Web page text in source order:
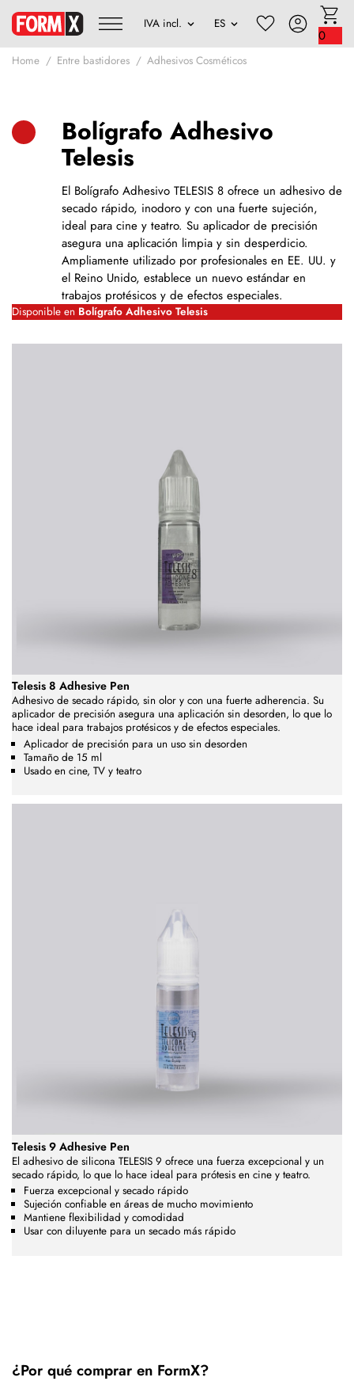
0
Home Entre bastidores Adhesivos Cosméticos
Bolígrafo Adhesivo
Telesis
El Bolígrafo Adhesivo TELESIS 8 ofrece un adhesivo de
secado rápido, inodoro y con una fuerte sujeción,
ideal para cine y teatro. Su aplicador de precisión
asegura una aplicación limpia y sin desperdicio.
Ampliamente utilizado por profesionales en EE. UU. y
el Reino Unido, establece un nuevo estándar en
trabajos protésicos y de efectos especiales.
Disponible en Bolígrafo Adhesivo Telesis
Telesis 8 Adhesive Pen
Adhesivo de secado rápido, sin olor y con una fuerte adherencia. Su
aplicador de precisión asegura una aplicación sin desorden, lo que lo
hace ideal para trabajos protésicos y de efectos especiales.
Aplicador de precisión para un uso sin desorden
Tamaño de 15 ml
Usado en cine, TV y teatro
Telesis 9 Adhesive Pen
El adhesivo de silicona TELESIS 9 ofrece una fuerza excepcional y un
secado rápido, lo que lo hace ideal para prótesis en cine y teatro.
Fuerza excepcional y secado rápido
Sujeción confiable en áreas de mucho movimiento
Mantiene flexibilidad y comodidad
Usar con diluyente para un secado más rápido
¿Por qué comprar en FormX?